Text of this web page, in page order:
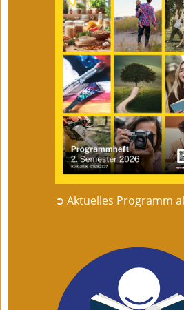
➲ Aktuelles Programm